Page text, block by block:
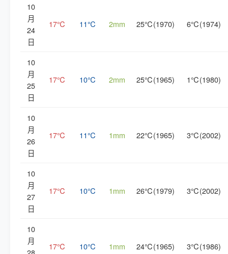
10
月
24
日
17℃ 11℃ 2mm 25℃(1970) 6℃(1974)
10
月
25
日
17℃ 10℃ 2mm 25℃(1965) 1℃(1980)
10
月
26
日
17℃ 11℃ 1mm 22℃(1965) 3℃(2002)
10
月
27
日
17℃ 10℃ 1mm 26℃(1979) 3℃(2002)
10
月
17℃ 10℃ 1mm 24℃(1965) 3℃(1986)